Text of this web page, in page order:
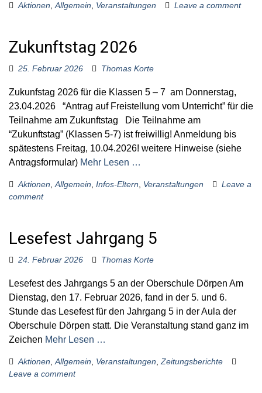
Aktionen Allgemein Veranstaltungen Leave a comment
Zukunftstag 2026
25. Februar 2026 Thomas Korte
Zukunfstag 2026 für die Klassen 5 – 7 am Donnerstag,
23.04.2026 “Antrag auf Freistellung vom Unterricht” für die
Teilnahme am Zukunftstag Die Teilnahme am
“Zukunftstag” (Klassen 5-7) ist freiwillig! Anmeldung bis
spätestens Freitag, 10.04.2026! weitere Hinweise (siehe
Antragsformular) Mehr Lesen …
Aktionen Allgemein Infos-Eltern Veranstaltungen
Leave a
comment
Lesefest Jahrgang 5
24. Februar 2026 Thomas Korte
Lesefest des Jahrgangs 5 an der Oberschule Dörpen Am
Dienstag, den 17. Februar 2026, fand in der 5. und 6.
Stunde das Lesefest für den Jahrgang 5 in der Aula der
Oberschule Dörpen statt. Die Veranstaltung stand ganz im
Zeichen Mehr Lesen …
Aktionen Allgemein Veranstaltungen Zeitungsberichte
Leave a comment